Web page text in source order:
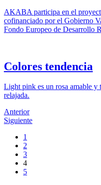
AKABA participa en el
cofinanciado por el Gobierno
Fondo Europeo de Desarrollo
Colores tendencia
Light pink es un rosa amable y
relajada.
Anterior
Siguiente
1
2
3
4
5